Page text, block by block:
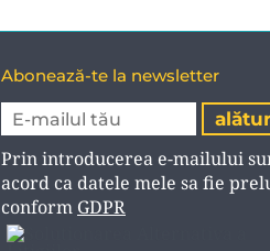
Abonează-te la newsletter
Prin introducerea e-mailului
acord ca datele mele sa fie
conform GDPR